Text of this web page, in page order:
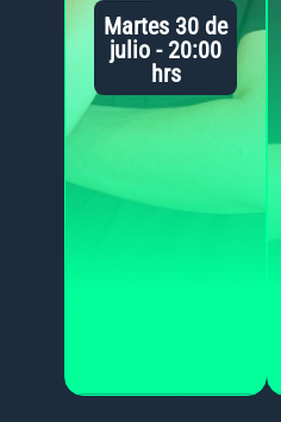
Martes 30 de
julio - 20:00
hrs